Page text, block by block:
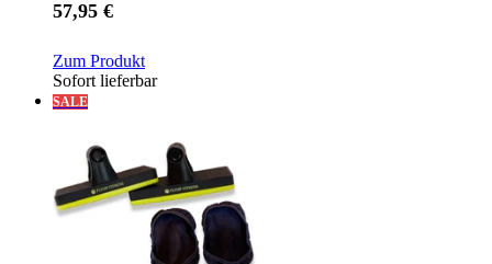
57,95 €
Zum Produkt
Sofort lieferbar
SALE